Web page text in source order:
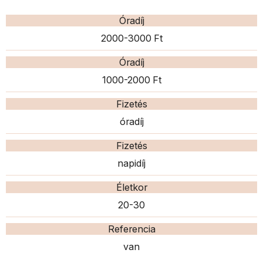
Óradíj
2000-3000 Ft
Óradíj
1000-2000 Ft
Fizetés
óradíj
Fizetés
napidíj
Életkor
20-30
Referencia
van